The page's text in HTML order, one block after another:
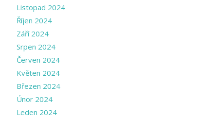
Listopad 2024
Říjen 2024
Září 2024
Srpen 2024
Červen 2024
Květen 2024
Březen 2024
Únor 2024
Leden 2024